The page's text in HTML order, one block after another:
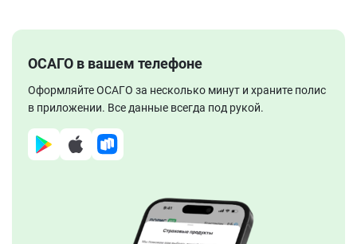
ОСАГО в вашем телефоне
Оформляйте ОСАГО за несколько минут и храните полис
в приложении. Все данные всегда под рукой.